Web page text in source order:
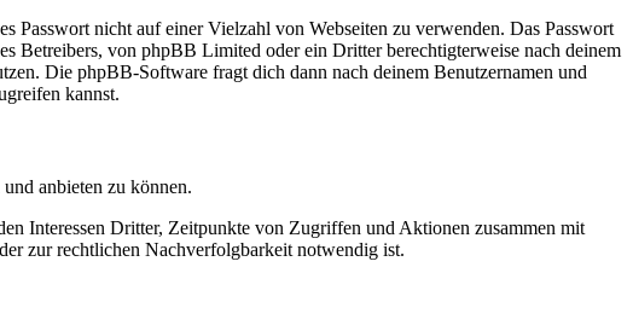
Passwort nicht auf einer Vielzahl von Webseiten zu verwenden. Das Passwort
Betreibers, von phpBB Limited oder ein Dritter berechtigterweise nach deinem
Die phpBB-Software fragt dich dann nach deinem Benutzernamen und
kannst.
anbieten zu können.
Interessen Dritter, Zeitpunkte von Zugriffen und Aktionen zusammen mit
zur rechtlichen Nachverfolgbarkeit notwendig ist.